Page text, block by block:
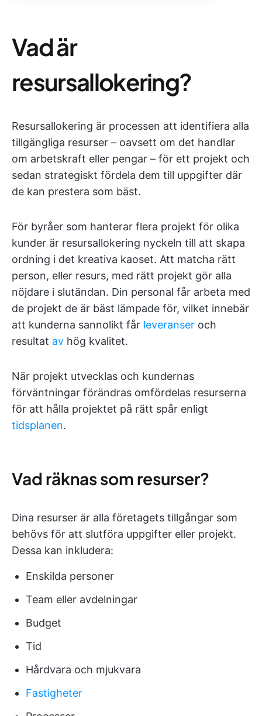
Vad är
resursallokering?
Resursallokering är processen att identifiera alla
tillgängliga resurser – oavsett om det handlar
om arbetskraft eller pengar – för ett projekt och
sedan strategiskt fördela dem till uppgifter där
de kan prestera som bäst.
För byråer som hanterar flera projekt för olika
kunder är resursallokering nyckeln till att skapa
ordning i det kreativa kaoset. Att matcha rätt
person, eller resurs, med rätt projekt gör alla
nöjdare i slutändan. Din personal får arbeta med
de projekt de är bäst lämpade för, vilket innebär
att kunderna sannolikt får leveranser och
resultat av hög kvalitet.
När projekt utvecklas och kundernas
förväntningar förändras omfördelas resurserna
för att hålla projektet på rätt spår enligt
tidsplanen.
Vad räknas som resurser?
Dina resurser är alla företagets tillgångar som
behövs för att slutföra uppgifter eller projekt.
Dessa kan inkludera:
Enskilda personer
Team eller avdelningar
Budget
Tid
Hårdvara och mjukvara
Fastigheter